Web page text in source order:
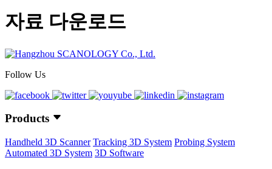
자료 다운로드
Follow Us
Products
Handheld 3D Scanner Tracking 3D System Probing System
Automated 3D System 3D Software